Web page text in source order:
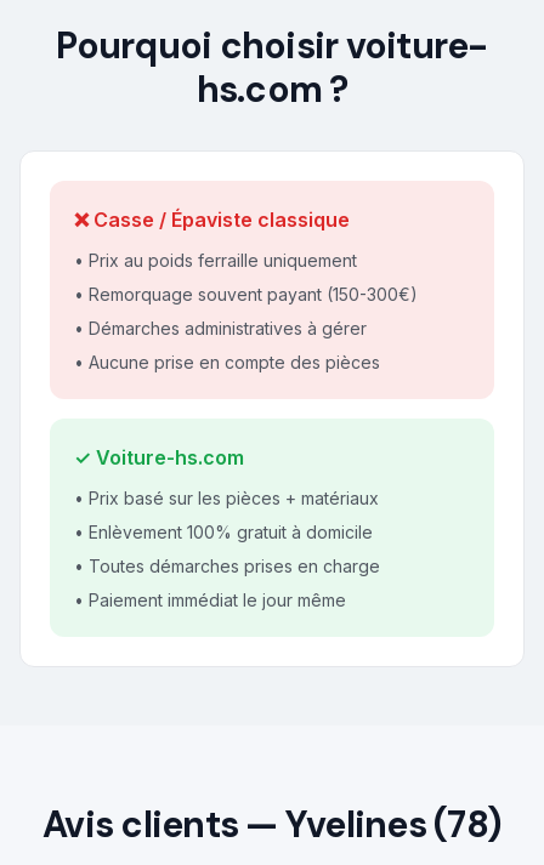
Pourquoi choisir voiture-
hs.com ?
❌ Casse / Épaviste classique
• Prix au poids ferraille uniquement
• Remorquage souvent payant (150-300€)
• Démarches administratives à gérer
• Aucune prise en compte des pièces
✓ Voiture-hs.com
• Prix basé sur les pièces + matériaux
• Enlèvement 100% gratuit à domicile
• Toutes démarches prises en charge
• Paiement immédiat le jour même
Avis clients — Yvelines (78)